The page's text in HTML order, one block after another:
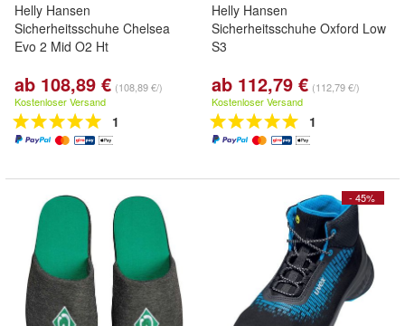
Helly Hansen
Sicherheitsschuhe Chelsea
Evo 2 Mid O2 Ht
ab 108,89 € (108,89 €/)
Kostenloser Versand
1
Helly Hansen
Sicherheitsschuhe Oxford Low
S3
ab 112,79 € (112,79 €/)
Kostenloser Versand
1
- 45%